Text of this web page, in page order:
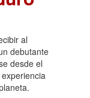
al
debutante
desde el